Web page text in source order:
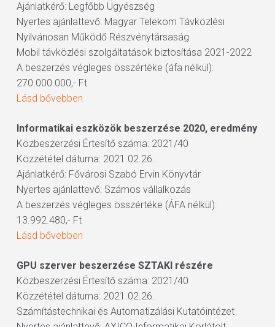
Ajánlatkérő: Legfőbb Ügyészség
Nyertes ajánlattevő: Magyar Telekom Távközlési
Nyilvánosan Működő Részvénytársaság
Mobil távközlési szolgáltatások biztosítása 2021-2022
A beszerzés végleges összértéke (áfa nélkül):
270.000.000,- Ft
Lásd bővebben
Informatikai eszközök beszerzése 2020, eredmény
Közbeszerzési Értesítő száma: 2021/40
Közzététel dátuma: 2021.02.26.
Ajánlatkérő: Fővárosi Szabó Ervin Könyvtár
Nyertes ajánlattevő: Számos vállalkozás
A beszerzés végleges összértéke (ÁFA nélkül):
13.992.480,- Ft
Lásd bővebben
GPU szerver beszerzése SZTAKI részére
Közbeszerzési Értesítő száma: 2021/40
Közzététel dátuma: 2021.02.26.
Számítástechnikai és Automatizálási Kutatóintézet